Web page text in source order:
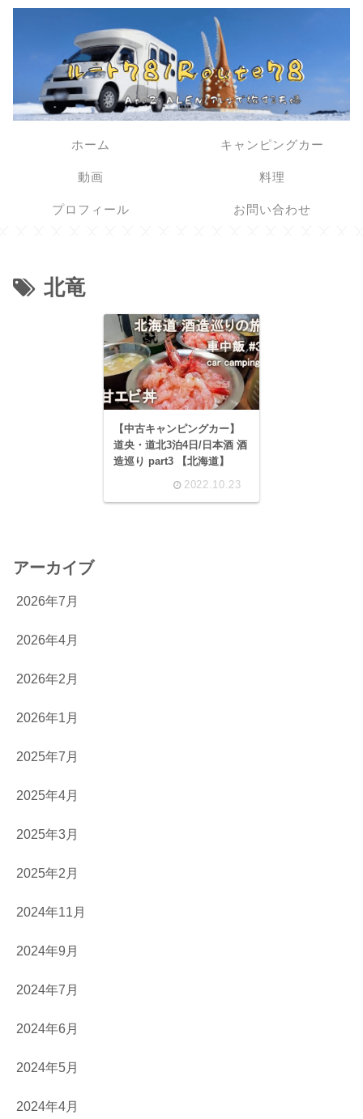
ホーム キャンピングカー
動画 料理
プロフィール お問い合わせ
北竜
【中古キャンピングカー】
道央・道北3泊4日/日本酒 酒
造巡り part3 【北海道】
2022.10.23
アーカイブ
2026年7月
2026年4月
2026年2月
2026年1月
2025年7月
2025年4月
2025年3月
2025年2月
2024年11月
2024年9月
2024年7月
2024年6月
2024年5月
2024年4月